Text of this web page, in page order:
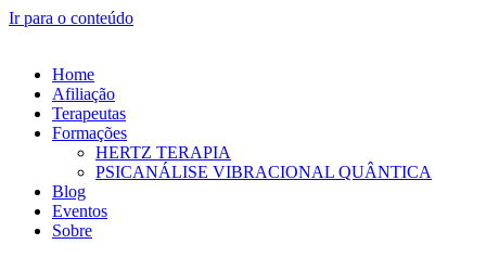
Ir para o conteúdo
Home
Afiliação
Terapeutas
Formações
HERTZ TERAPIA
PSICANÁLISE VIBRACIONAL QUÂNTICA
Blog
Eventos
Sobre